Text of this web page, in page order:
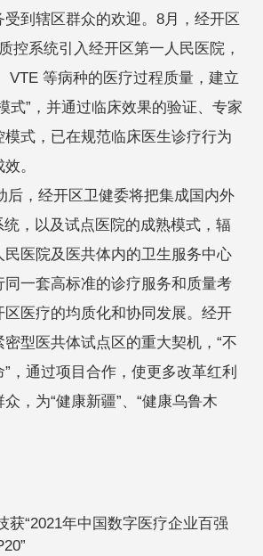
到辖区群众的欢迎。8月，经开区
控系统引入经开区第一人民医院，
VTE 等病种的医疗过程质量，建立
式”，并通过临床效果的验证、专家
式，已在规范临床医生诊疗行为
。
后，经开区卫健委将把集成国内外
，以及试点医院的成熟模式，辐
民医院及医共体内的卫生服务中心
同一套高标准的诊疗服务和质量考
区医疗的均质化和协同发展。经开
密型医共体试点区的重大契机，“不
，通过项目合作，使更多改革红利
，为“健康新疆”、“健康乌鲁木
获“2021年中国数字医疗企业百强